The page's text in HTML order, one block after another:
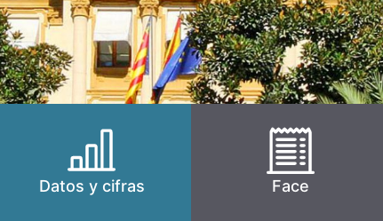
Datos y cifras Face